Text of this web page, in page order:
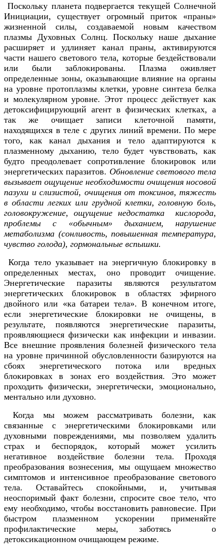
Поскольку планета подвергается текущей Солнечной
Инициации, существует огромный приток «праны»
жизненной силы, создаваемой новым качеством
плазмы Духовных Солнц. Поскольку наше дыхание
расширяет и удлиняет канал праны, активируются
части нашего светового тела, которые бездействовали
или были заблокированы. Плазма оживляет
определенные зоны, оказывающие влияние на органы
на уровне протоплазмы клетки, уровне синтеза белка
и молекулярном уровне. Этот процесс действует как
детоксифицирующий агент в физических клетках, а
так же очищает записи клеточной памяти,
находящихся в теле с других линий времени. По мере
того, как канал дыхания и тело адаптируются к
плазменному дыханию, тело будет чувствовать, как
будто преодолевает сопротивление блокировок или
энергетических паразитов. Обновление светового тела
вызывает ощущение необходимости очищения носовой
пазухи и слизистой, очищения от токсинов, тяжесть
в области легких или грудной клетки, головную боль,
головокружение, ощущение недостатка кислорода,
проблемы с «обычным» дыханием, нарушение
метаболизма (сонливость, повышенная температура,
чувство голода), гормональные вспышки.
Когда тело указывает на энергичную блокировку в
определенных местах, оно проводит очищение.
Энергетические паразиты являются результатом
энергетических блокировок в областях эфирного
двойного или «ка батареи тела». В конечном итоге,
если энергетические блокировки не очищены, в
результате, появляются энергетические паразиты,
проявляющиеся физически как инфекции и инвазии.
Все внешние проявления болезней физического тела
на уровне причинной обусловленности базируются на
сбоях энергетического потока или вредных
блокировках в зонах его воздействия. Это может
проходить физически, энергетически, эмоционально,
ментально или духовно.
Когда мы можем рассматривать болезни, как
связанные с энергетическими блокировками или
духовными повреждениями, мы позволяем удалить
страх и беспорядок, который может усилить
негативное воздействие болезни тела. Проходя
преобразования вознесения, мы ощущаем множество
симптомов и интенсивное преобразование светового
тела. Оставайтесь спокойными, и, учитывая
неоспоримый факт болезни, спросите свое тело, что
ему необходимо, чтобы восстановить равновесие. При
быстром плазменном ускорении применяйте
профилактические меры, заботясь о
детоксикационном очищающем режиме.